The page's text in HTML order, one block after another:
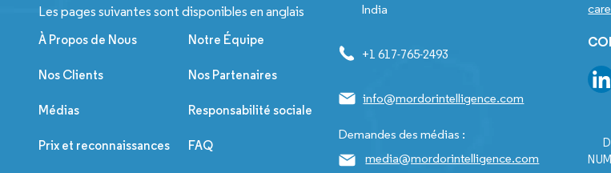
Les pages suivantes sont disponibles en anglais
À Propos de Nous Notre Équipe
Nos Clients Nos Partenaires
Médias Responsabilité sociale
Prix et reconnaissances FAQ
India
+1 617-765-2493
info@mordorintelligence.com
Demandes des médias :
media@mordorintelligence.com